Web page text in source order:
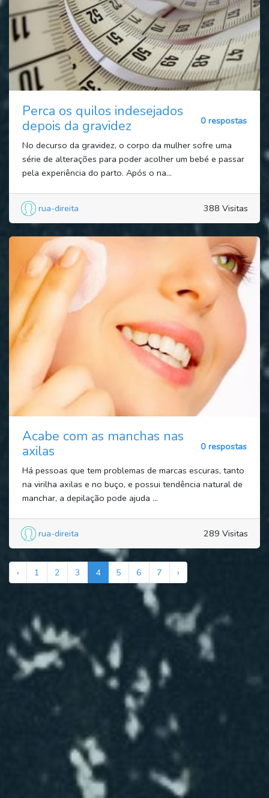
Perca os quilos indesejados
depois da gravidez
0 respostas
No decurso da gravidez, o corpo da mulher sofre uma
série de alterações para poder acolher um bebé e passar
pela experiência do parto. Após o na...
rua-direita 388 Visitas
Acabe com as manchas nas
axilas
0 respostas
Há pessoas que tem problemas de marcas escuras, tanto
na virilha axilas e no buço, e possui tendência natural de
manchar, a depilação pode ajuda ...
rua-direita 289 Visitas
‹ 1 2 3 4 5 6 7 ›